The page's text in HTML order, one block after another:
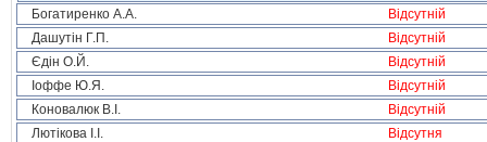
Богатиренко А.А.
Відсутній
Дашутін Г.П.
Відсутній
Єдін О.Й.
Відсутній
Іоффе Ю.Я.
Відсутній
Коновалюк В.І.
Відсутній
Лютікова І.І.
Відсутня